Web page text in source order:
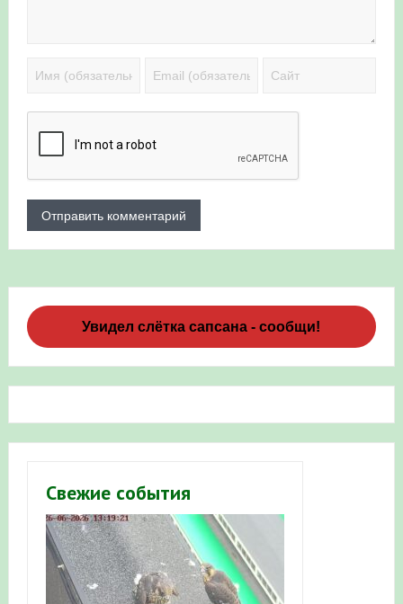
Увидел слётка сапсана - сообщи!
Свежие события